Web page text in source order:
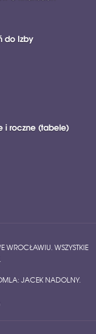
do Izby
i roczne (tabele)
WSZYSTKIE
JACEK NADOLNY.